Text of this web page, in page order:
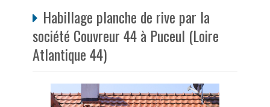
Habillage planche de rive par la
société Couvreur 44 à Puceul (Loire
Atlantique 44)